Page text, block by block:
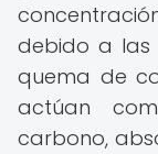
debido a las
quema de
actúan
carbono,